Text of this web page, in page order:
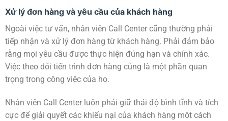
Xử lý đơn hàng và yêu cầu của khách hàng
Ngoài việc tư vấn, nhân viên Call Center cũng thường phải
tiếp nhận và xử lý đơn hàng từ khách hàng. Phải đảm bảo
rằng mọi yêu cầu được thực hiện đúng hạn và chính xác.
Việc theo dõi tiến trình đơn hàng cũng là một phần quan
trọng trong công việc của họ.
Nhân viên Call Center luôn phải giữ thái độ bình tĩnh và tích
cực để giải quyết các khiếu nại của khách hàng một cách